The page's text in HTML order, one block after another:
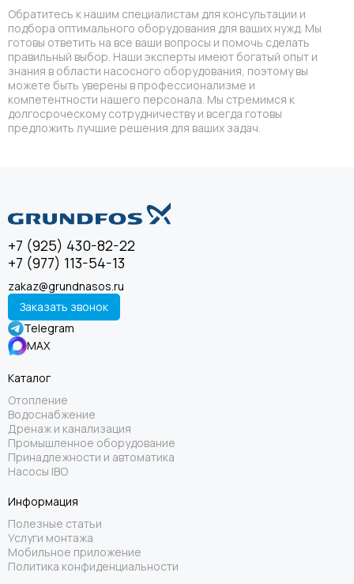
Обратитесь к нашим специалистам для консультации и
подбора оптимального оборудования для ваших нужд. Мы
готовы ответить на все ваши вопросы и помочь сделать
правильный выбор. Наши эксперты имеют богатый опыт и
знания в области насосного оборудования, поэтому вы
можете быть уверены в профессионализме и
компетентности нашего персонала. Мы стремимся к
долгосроческому сотрудничеству и всегда готовы
предложить лучшие решения для ваших задач.
+7 (925) 430-82-22
+7 (977) 113-54-13
zakaz@grundnasos.ru
Заказать звонок
Telegram
MAX
Каталог
Отопление
Водоснабжение
Дренаж и канализация
Промышленное оборудование
Принадлежности и автоматика
Насосы IBO
Информация
Полезные статьи
Услуги монтажа
Мобильное приложение
Политика конфиденциальности